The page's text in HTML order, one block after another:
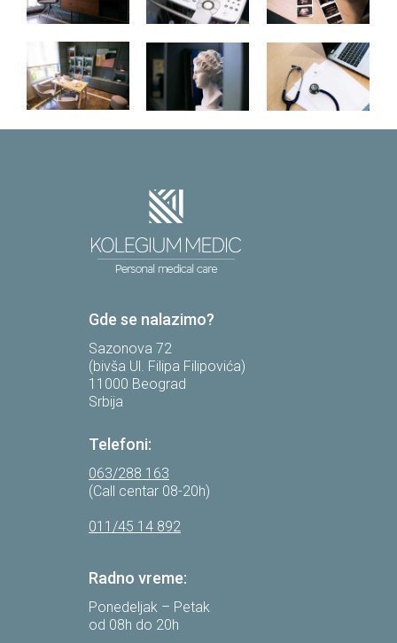
Gde se nalazimo?
Sazonova 72
(bivša Ul. Filipa Filipovića)
11000 Beograd
Srbija
Telefoni:
063/288 163
(Call centar 08-20h)
011/45 14 892
Radno vreme:
Ponedeljak – Petak
od 08h do 20h